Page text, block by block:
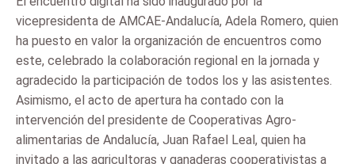
vicepresidenta de AMCAE-Andalucía, Adela Romero, quien
ha puesto en valor la organización de encuentros como
este, celebrado la colaboración regional en la jornada y
agradecido la participación de todos los y las asistentes.
Asimismo, el acto de apertura ha contado con la
intervención del presidente de Cooperativas Agro-
alimentarias de Andalucía, Juan Rafael Leal, quien ha
invitado a las agricultoras y ganaderas cooperativistas a